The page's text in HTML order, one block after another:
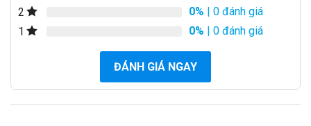
2
0% | 0 đánh giá
1
0% | 0 đánh giá
ĐÁNH GIÁ NGAY